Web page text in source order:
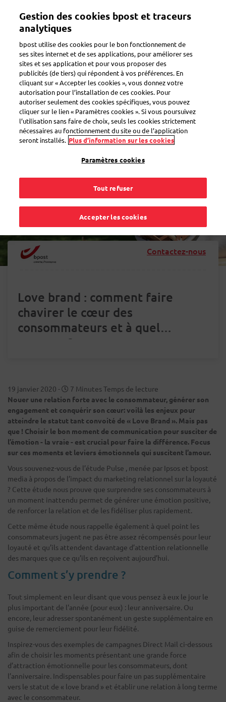
contenu
Toggle navigation
Retour
Contactez-nous
Love brand : comment faire
chavirer le cœur des
consommateurs et à quel
moment ?
19 janvier 2020 -
7 Minutes Temps de lecture
Nouer une relation forte avec le consommateur, générer son
engagement et conquérir son cœur: voilà les enjeux pour
atteindre le statut tant convoité de « Love Brand ». Mais pas
que ! Choisir le bon moment de communication pour susciter de
l’émotion - la vraie - est crucial pour faire la différence. Focus
sur ces moments et leviers émotionnels qui suscitent l’amour.
Vous souvenez-vous de l’étude Pulse , menée par Ipsos et bpost
media à propos de l’impact du marketing relationnel sur la loyauté
? Cette étude nous prouve que surprendre ses consommateurs à
un moment inattendu permet de générer une émotion positive,
de renforcer la relation et de les fidéliser plus rapidement.
Cette même étude nous rappelle également à quel point les
consommateurs jugent ne pas être assez récompensés pour leur
loyauté et qu’ils attendent davantage d’attention relationnelle
des marques que ce qu’ils en reçoivent aujourd’hui.
Comment s’y prendre ?
Tout simplement en leur disant que vous pensez à eux le jour le
plus important de l'année (pour eux) : leur anniversaire. Ou
encore, leur adresser spontanément un geste supplémentaire en
guise de remerciement pour leur fidélité.
Inspirez-vous des exemples de campagnes Direct Mail ci-dessous
afin de choisir les moments présentant une grande force
d’attraction émotionnelle pour les consommateurs, dont
l’anniversaire. Indispensables pour faire un pas supplémentaire
vers le statut de « love brand » et établir une relation à long terme
avec le consommateur.
Gestion des cookies bpost et traceurs
analytiques
bpost utilise des cookies pour le bon fonctionnement de
ses sites internet et de ses applications, pour améliorer ses
sites et ses application et pour vous proposer des
publicités (de tiers) qui répondent à vos préférences. En
cliquant sur « Accepter les cookies », vous donnez votre
autorisation pour l’installation de ces cookies. Pour
autoriser seulement des cookies spécifiques, vous pouvez
cliquer sur le lien « Paramètres cookies ». Si vous poursuivez
l’utilisation sans faire de choix, seuls les cookies strictement
nécessaires au fonctionnement du site ou de l’application
seront installés. Plus d’information sur les cookies
Paramètres cookies
Tout refuser
Accepter les cookies